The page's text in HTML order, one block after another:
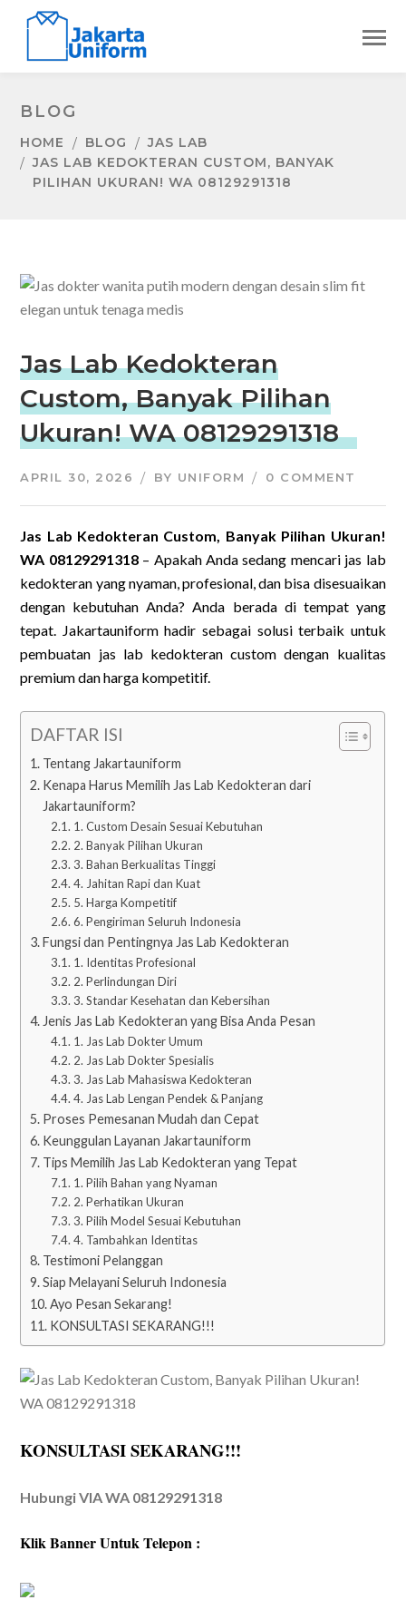
BLOG
HOME BLOG
JAS LAB
JAS LAB KEDOKTERAN CUSTOM, BANYAK
PILIHAN UKURAN! WA 08129291318
Jas Lab Kedokteran
Custom, Banyak Pilihan
Ukuran! WA 08129291318
APRIL 30, 2026 BY UNIFORM 0 COMMENT
Jas Lab Kedokteran Custom, Banyak Pilihan Ukuran!
WA 08129291318– Apakah Anda sedang mencari jas lab
kedokteran yang nyaman, profesional, dan bisa disesuaikan
dengan kebutuhan Anda? Anda berada di tempat yang
tepat. Jakartauniform hadir sebagai solusi terbaik untuk
pembuatan jas lab kedokteran custom dengan kualitas
premium dan harga kompetitif.
DAFTAR ISI
Tentang Jakartauniform
Kenapa Harus Memilih Jas Lab Kedokteran dari
Jakartauniform?
1. Custom Desain Sesuai Kebutuhan
2. Banyak Pilihan Ukuran
3. Bahan Berkualitas Tinggi
4. Jahitan Rapi dan Kuat
5. Harga Kompetitif
6. Pengiriman Seluruh Indonesia
Fungsi dan Pentingnya Jas Lab Kedokteran
1. Identitas Profesional
2. Perlindungan Diri
3. Standar Kesehatan dan Kebersihan
Jenis Jas Lab Kedokteran yang Bisa Anda Pesan
1. Jas Lab Dokter Umum
2. Jas Lab Dokter Spesialis
3. Jas Lab Mahasiswa Kedokteran
4. Jas Lab Lengan Pendek & Panjang
Proses Pemesanan Mudah dan Cepat
Keunggulan Layanan Jakartauniform
Tips Memilih Jas Lab Kedokteran yang Tepat
1. Pilih Bahan yang Nyaman
2. Perhatikan Ukuran
3. Pilih Model Sesuai Kebutuhan
4. Tambahkan Identitas
Testimoni Pelanggan
Siap Melayani Seluruh Indonesia
Ayo Pesan Sekarang!
KONSULTASI SEKARANG!!!
KONSULTASI SEKARANG!!!
Hubungi VIA WA 08129291318
Klik Banner Untuk Telepon :